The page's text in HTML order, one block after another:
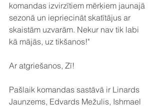
komandas izvirzītiem mērķiem jaunajā
sezonā un iepriecināt skatītājus ar
skaistām uzvarām. Nekur nav tik labi
kā mājās, uz tikšanos!"
Ar atgriešanos, Zī!
Pašlaik komandas sastāvā ir Linards
Jaunzems, Edvards Mežulis, Ishmael